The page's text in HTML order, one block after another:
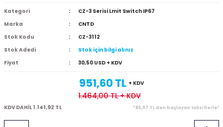
Kategori
CZ-3 Serisi Lmit Switch IP67
Marka
CNTD
Stok Kodu
CZ-3112
Stok Adedi
Stok için bilgi alınız
Fiyat
30,50 USD + KDV
951,60 TL + KDV
1.464,00 TL+ KDV
KDV DAHİL 1.141,92 TL *85,97 TL den başlayan taksitlerle!